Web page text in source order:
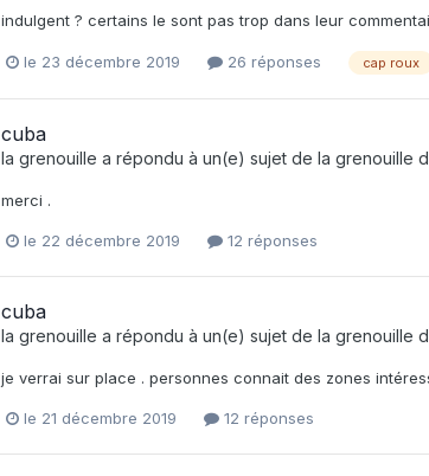
indulgent ? certains le sont pas trop dans leur
le 23 décembre 2019 26 réponses cap roux
cuba
la grenouille a répondu à un(e) sujet de la grenouille
merci .
le 22 décembre 2019 12 réponses
cuba
la grenouille a répondu à un(e) sujet de la grenouille
je verrai sur place . personnes connait des zones
le 21 décembre 2019 12 réponses